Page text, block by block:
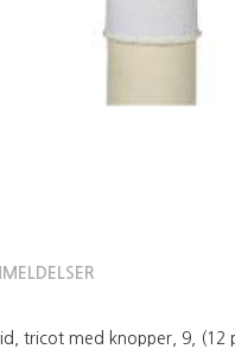
tricot med knopper, 9, (12